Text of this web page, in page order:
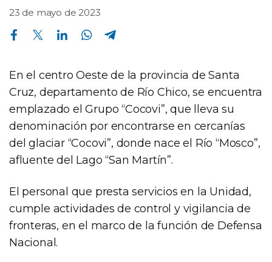
23 de mayo de 2023
Compartir en Facebook Compartir en Twitter Compartir en Linkedin Compartir en Whatsapp
En el centro Oeste de la provincia de Santa
Cruz, departamento de Río Chico, se encuentra
emplazado el Grupo “Cocovi”, que lleva su
denominación por encontrarse en cercanías
del glaciar “Cocovi”, donde nace el Río “Mosco”,
afluente del Lago “San Martín”.
El personal que presta servicios en la Unidad,
cumple actividades de control y vigilancia de
fronteras, en el marco de la función de Defensa
Nacional.